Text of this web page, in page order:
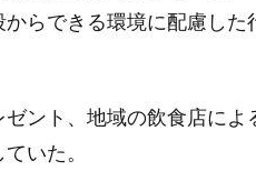
らできる環境に配慮した
ント、地域の飲食店によ
いた。